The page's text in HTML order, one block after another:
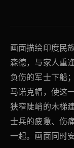
画面描绘印度民
森德，与家人重
负伤的军士下船
马诺克帽，使这
狭窄陡峭的木梯
士兵的疲惫、伤
一起。画面同时